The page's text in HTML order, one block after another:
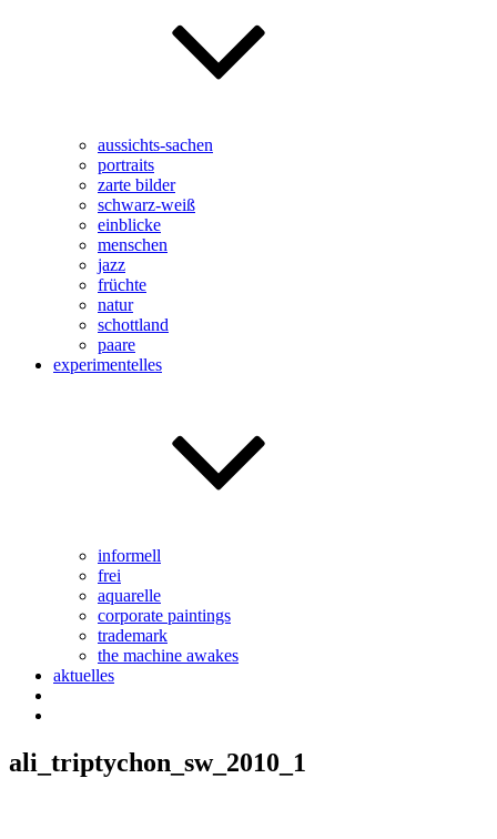
aussichts-sachen
portraits
zarte bilder
schwarz-weiß
einblicke
menschen
jazz
früchte
natur
schottland
paare
experimentelles
informell
frei
aquarelle
corporate paintings
trademark
the machine awakes
aktuelles
ali_triptychon_sw_2010_1